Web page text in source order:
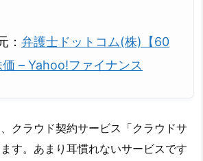
： 弁護士ドットコム(株)【60
– Yahoo!ファイナンス
クラウド契約サービス「クラウドサ
す。あまり耳慣れないサービスです